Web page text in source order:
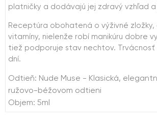
platničky a dodávajú jej zdravý vzhľad a
Receptúra ​​obohatená o výživné zložky,
vitamíny, nielenže robí manikúru dobre
tiež podporuje stav nechtov. Trvácnosť
dní.
Odtieň: Nude Muse - Klasická,
ružovo-béžovom odtieni
Objem: 5ml